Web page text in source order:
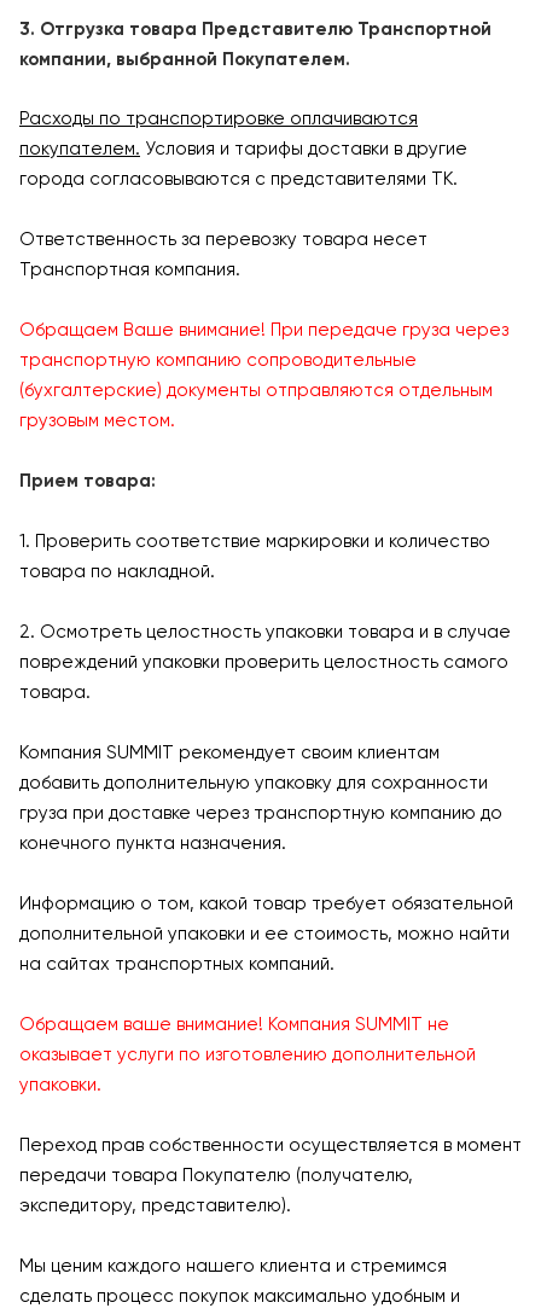
3. Отгрузка товара Представителю Транспортной
компании, выбранной Покупателем.
Расходы по транспортировке оплачиваются
покупателем. Условия и тарифы доставки в другие
города согласовываются с представителями ТК.
Ответственность за перевозку товара несет
Транспортная компания.
Обращаем Ваше внимание! При передаче груза через
транспортную компанию сопроводительные
(бухгалтерские) документы отправляются отдельным
грузовым местом.
Прием товара:
1. Проверить соответствие маркировки и количество
товара по накладной.
2. Осмотреть целостность упаковки товара и в случае
повреждений упаковки проверить целостность самого
товара.
Компания SUMMIT рекомендует своим клиентам
добавить дополнительную упаковку для сохранности
груза при доставке через транспортную компанию до
конечного пункта назначения.
Информацию о том, какой товар требует обязательной
дополнительной упаковки и ее стоимость, можно найти
на сайтах транспортных компаний.
Обращаем ваше внимание! Компания SUMMIT не
оказывает услуги по изготовлению дополнительной
упаковки.
Переход прав собственности осуществляется в момент
передачи товара Покупателю (получателю,
экспедитору, представителю).
Мы ценим каждого нашего клиента и стремимся
сделать процесс покупок максимально удобным и